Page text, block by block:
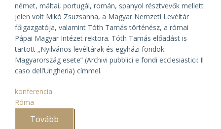
német, máltai, portugál, román, spanyol résztvevők mellett
jelen volt Mikó Zsuzsanna, a Magyar Nemzeti Levéltár
főigazgatója, valamint Tóth Tamás történész, a római
Pápai Magyar Intézet rektora. Tóth Tamás előadást is
tartott „Nyilvános levéltárak és egyházi fondok:
Magyarország esete” (Archivi pubblici e fondi ecclesiastici: Il
caso dell’Ungheria) címmel.
konferencia
Róma
Tovább